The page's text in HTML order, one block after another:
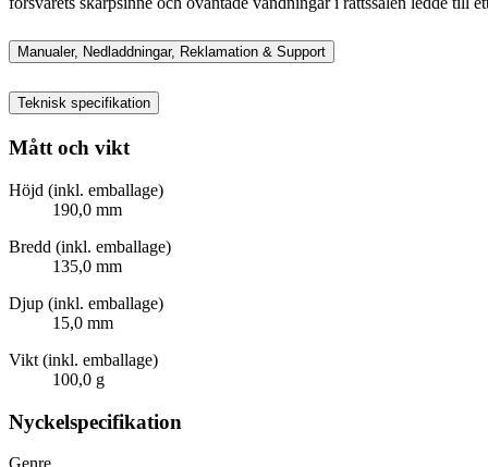
Manualer, Nedladdningar, Reklamation & Support
Teknisk specifikation
Mått och vikt
Höjd (inkl. emballage)
190,0 mm
Bredd (inkl. emballage)
135,0 mm
Djup (inkl. emballage)
15,0 mm
Vikt (inkl. emballage)
100,0 g
Nyckelspecifikation